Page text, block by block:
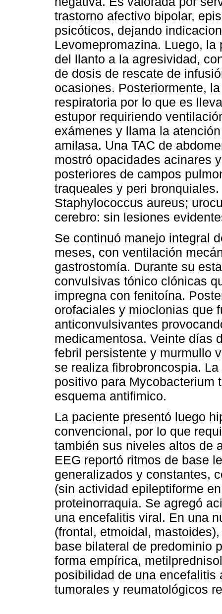
trastorno afectivo bipolar,
psicóticos, dejando
Levomepromazina. Luego,
del llanto a la agresividad,
de dosis de rescate de
ocasiones. Posteriormente,
respiratoria por lo que es
estupor requiriendo
exámenes y llama la
amilasa. Una TAC de
mostró opacidades acinares
posteriores de campos
traqueales y peri
Staphylococcus aureus;
cerebro: sin lesiones
Se continuó manejo integral
meses, con ventilación
gastrostomía. Durante su
convulsivas tónico clónicas
impregna con fenitoína.
orofaciales y mioclonias que
anticonvulsivantes
medicamentosa. Veinte días
febril persistente y murmullo
se realiza fibrobroncospia.
positivo para Mycobacterium
esquema antifimico.
La paciente presentó luego
convencional, por lo que
también sus niveles altos de
EEG reportó ritmos de base
generalizados y constantes,
(sin actividad epileptiforme
proteinorraquia. Se agregó
una encefalitis viral. En una
(frontal, etmoidal,
base bilateral de predominio
forma empírica,
posibilidad de una encefalitis
tumorales y reumatológicos